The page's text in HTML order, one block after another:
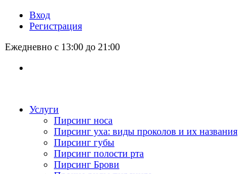
Вход
Регистрация
Ежедневно с 13:00 до 21:00
Услуги
Пирсинг носа
Пирсинг уха: виды проколов и их названия
Пирсинг губы
Пирсинг полости рта
Пирсинг Брови